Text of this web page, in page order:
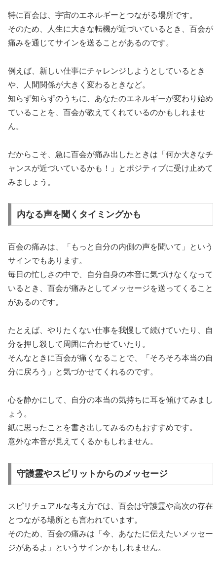
特に百会は、宇宙のエネルギーとつながる場所です。
そのため、人生に大きな転機が近づいているとき、百会が
痛みを通じてサインを送ることがあるのです。
例えば、新しい仕事にチャレンジしようとしているとき
や、人間関係が大きく変わるときなど。
知らず知らずのうちに、あなたのエネルギーが変わり始め
ていることを、百会が教えてくれているのかもしれませ
ん。
だからこそ、急に百会が痛み出したときは「何か大きなチ
ャンスが近づいているかも！」とポジティブに受け止めて
みましょう。
内なる声を聞くタイミングかも
百会の痛みは、「もっと自分の内側の声を聞いて」という
サインでもあります。
毎日の忙しさの中で、自分自身の本音に気づけなくなって
いるとき、百会が痛みとしてメッセージを送ってくること
があるのです。
たとえば、やりたくない仕事を我慢して続けていたり、自
分を押し殺して周囲に合わせていたり。
そんなときに百会が痛くなることで、「そろそろ本当の自
分に戻ろう」と気づかせてくれるのです。
心を静かにして、自分の本当の気持ちに耳を傾けてみまし
ょう。
紙に思ったことを書き出してみるのもおすすめです。
意外な本音が見えてくるかもしれません。
守護霊やスピリットからのメッセージ
スピリチュアルな考え方では、百会は守護霊や高次の存在
とつながる場所とも言われています。
そのため、百会の痛みは「今、あなたに伝えたいメッセー
ジがあるよ」というサインかもしれません。